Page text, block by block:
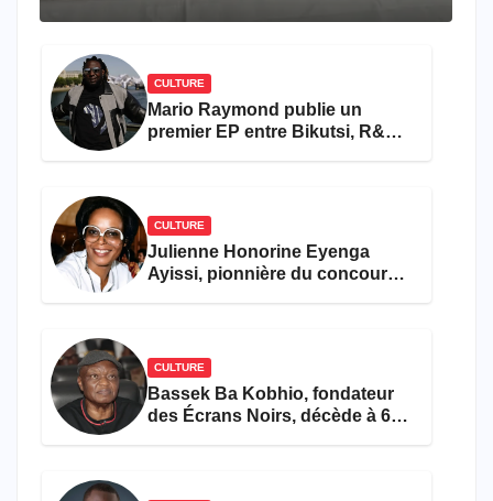
CULTURE
Mario Raymond publie un
premier EP entre Bikutsi, R&B
CULTURE
Julienne Honorine Eyenga
Ayissi, pionnière du concours
CULTURE
Bassek Ba Kobhio, fondateur
des Écrans Noirs, décède à 69